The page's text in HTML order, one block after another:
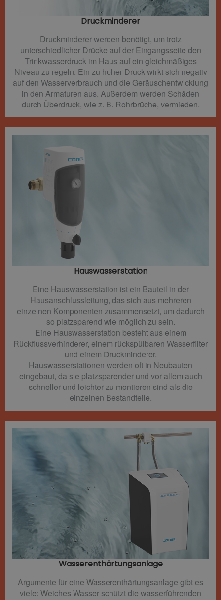
Druckminderer​
Druckminderer werden benötigt, um trotz
unterschiedlicher Drücke auf der Eingangsseite den
Trinkwasserdruck im Haus auf ein gleichmäßiges
Niveau zu regeln. Ein zu hoher Druck wirkt sich negativ
auf den Wasserverbrauch und die Geräuschentwicklung
in den Armaturen aus. Außerdem werden Schäden
durch Überdruck, wie z. B. Rohrbrüche, vermieden.
Hauswasserstation
Eine Hauswasserstation ist ein Bauteil in der
Hausanschlussleitung, das sich aus mehreren
einzelnen Komponenten zusammensetzt, um dadurch
so platzsparend wie möglich zu sein.
Eine Hauswasserstation besteht aus einem
Rückflussverhinderer, einem rückspülbaren Wasserfilter
und einem Druckminderer.
Hauswasserstationen werden oft in Neubauten
eingebaut, da sie platzsparender und vor allem auch
schneller und leichter zu montieren sind als die
einzelnen Bestandteile.
Wasserenthärtungsanlage
Argumente für eine Wasserenthärtungsanlage gibt es
viele: Weiches Wasser schützt die wasserführenden